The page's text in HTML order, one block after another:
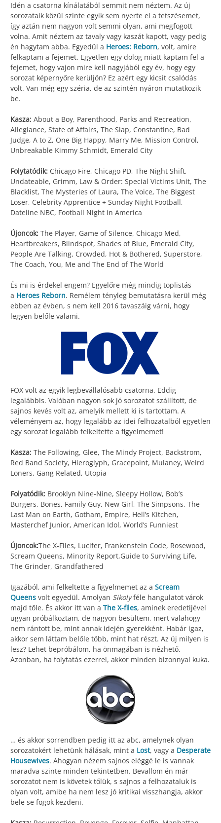
Idén a csatorna kínálatából semmit nem néztem. Az új
sorozataik közül szinte egyik sem nyerte el a tetszésemet,
így aztán nem nagyon volt semmi olyan, ami megfogott
volna. Amit néztem az tavaly vagy kaszát kapott, vagy pedig
én hagytam abba. Egyedül a Heroes: Reborn, volt, amire
felkaptam a fejemet. Egyetlen egy dolog miatt kaptam fel a
fejemet, hogy vajon mire kell nagyjából egy év, hogy egy
sorozat képernyőre kerüljön? Ez azért egy kicsit csalódás
volt. Van még egy széria, de az szintén nyáron mutatkozik
be.
Kasza: About a Boy, Parenthood, Parks and Recreation,
Allegiance, State of Affairs, The Slap, Constantine, Bad
Judge, A to Z, One Big Happy, Marry Me, Mission Control,
Unbreakable Kimmy Schmidt, Emerald City
Folytatódik: Chicago Fire, Chicago PD, The Night Shift,
Undateable, Grimm, Law & Order: Special Victims Unit, The
Blacklist, The Mysteries of Laura, The Voice, The Biggest
Loser, Celebrity Apprentice + Sunday Night Football,
Dateline NBC, Football Night in America
Újoncok: The Player, Game of Silence, Chicago Med,
Heartbreakers, Blindspot, Shades of Blue, Emerald City,
People Are Talking, Crowded, Hot & Bothered, Superstore,
The Coach, You, Me and The End of The World
És mi is érdekel engem? Egyelőre még mindig toplistás
a Heroes Reborn. Remélem tényleg bemutatásra kerül még
ebben az évben, s nem kell 2016 tavaszáig várni, hogy
legyen belőle valami.
FOX volt az egyik legbevállalósabb csatorna. Eddig
legalábbis. Valóban nagyon sok jó sorozatot szállított, de
sajnos kevés volt az, amelyik mellett ki is tartottam. A
véleményem az, hogy legalább az idei felhozatalból egyetlen
egy sorozat legalább felkeltette a figyelmemet!
Kasza: The Following, Glee, The Mindy Project, Backstrom,
Red Band Society, Hieroglyph, Gracepoint, Mulaney, Weird
Loners, Gang Related, Utopia
Folyatódik: Brooklyn Nine-Nine, Sleepy Hollow, Bob’s
Burgers, Bones, Family Guy, New Girl, The Simpsons, The
Last Man on Earth, Gotham, Empire, Hell’s Kitchen,
Masterchef Junior, American Idol, World’s Funniest
Újoncok:The X-Files, Lucifer, Frankenstein Code, Rosewood,
Scream Queens, Minority Report,Guide to Surviving Life,
The Grinder, Grandfathered
Igazából, ami felkeltette a figyelmemet az a Scream
Queens volt egyedül. Amolyan Sikolyféle hangulatot várok
majd tőle. És akkor itt van a The X-files, aminek eredetijével
ugyan próbálkoztam, de nagyon besültem, mert valahogy
nem rántott be, mint annak idején gyerekként. Habár igaz,
akkor sem láttam belőle több, mint hat részt. Az új milyen is
lesz? Lehet bepróbálom, ha önmagában is nézhető.
Azonban, ha folytatás ezerrel, akkor minden bizonnyal kuka.
… és akkor sorrendben pedig itt az abc, amelynek olyan
sorozatokért lehetünk hálásak, mint a Lost, vagy a Desperate
Housewives. Ahogyan nézem sajnos eléggé le is vannak
maradva szinte minden tekintetben. Bevallom én már
sorozatot nem is követek tőlük, s sajnos a felhozataluk is
olyan volt, amibe ha nem lesz jó kritikai visszhangja, akkor
bele se fogok kezdeni.